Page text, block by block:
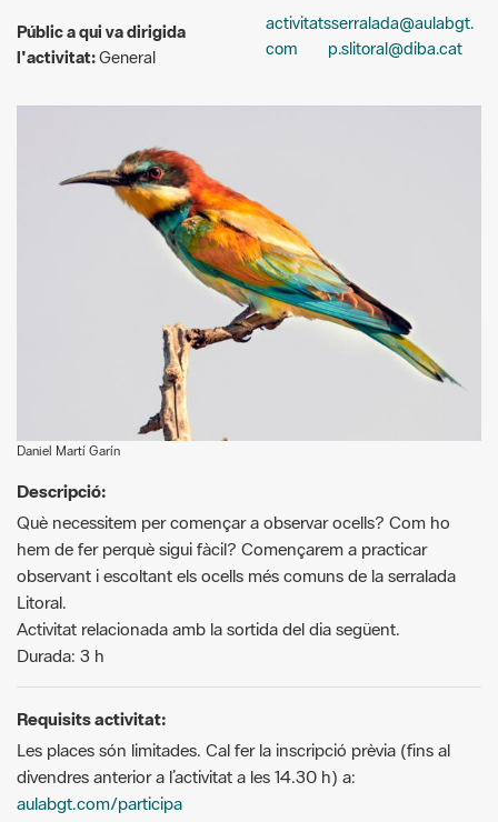
Públic a qui va dirigida
l'activitat:General
activitatsserralada@aulabgt.
com
p.slitoral@diba.cat
Daniel Martí Garín
Descripció:
Què necessitem per començar a observar ocells? Com ho
hem de fer perquè sigui fàcil? Començarem a practicar
observant i escoltant els ocells més comuns de la serralada
Litoral.
Activitat relacionada amb la sortida del dia següent.
Durada: 3 h
Requisits activitat:
Les places són limitades. Cal fer la inscripció prèvia (fins al
divendres anterior a l’activitat a les 14.30 h) a:
aulabgt.com/participa